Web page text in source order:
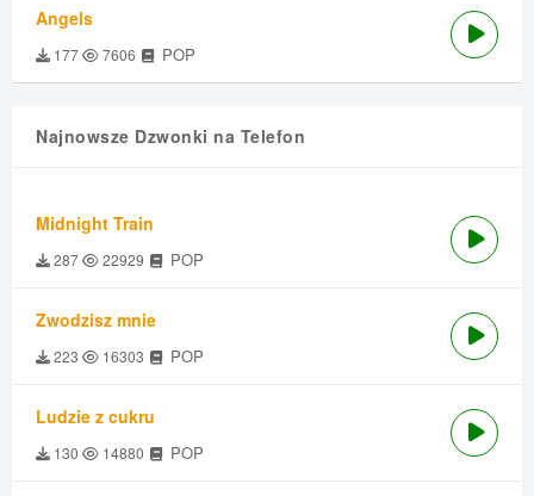
Angels
177 7606 POP
Najnowsze Dzwonki na Telefon
Midnight Train
287 22929 POP
Zwodzisz mnie
223 16303 POP
Ludzie z cukru
130 14880 POP